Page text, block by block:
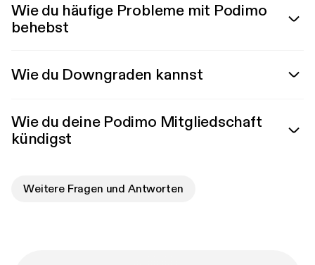
Wie du häufige Probleme mit Podimo
behebst
Wie du Downgraden kannst
Wie du deine Podimo Mitgliedschaft
kündigst
Weitere Fragen und Antworten